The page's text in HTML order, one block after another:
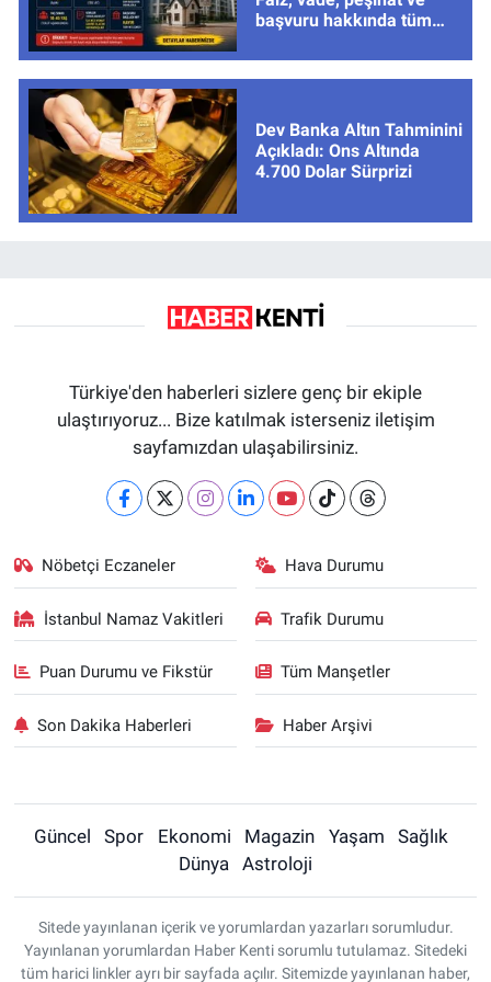
başvuru hakkında tüm
Dev Banka Altın Tahminini
Açıkladı: Ons Altında
4.700 Dolar Sürprizi
Türkiye'den haberleri sizlere genç bir ekiple
ulaştırıyoruz... Bize katılmak isterseniz iletişim
sayfamızdan ulaşabilirsiniz.
Nöbetçi Eczaneler Hava Durumu
İstanbul Namaz Vakitleri Trafik Durumu
Puan Durumu ve Fikstür Tüm Manşetler
Son Dakika Haberleri Haber Arşivi
Güncel Spor Ekonomi Magazin Yaşam
Sağlık
Dünya
Astroloji
Sitede yayınlanan içerik ve yorumlardan yazarları sorumludur.
Yayınlanan yorumlardan Haber Kenti sorumlu tutulamaz. Sitedeki
tüm harici linkler ayrı bir sayfada açılır. Sitemizde yayınlanan haber,